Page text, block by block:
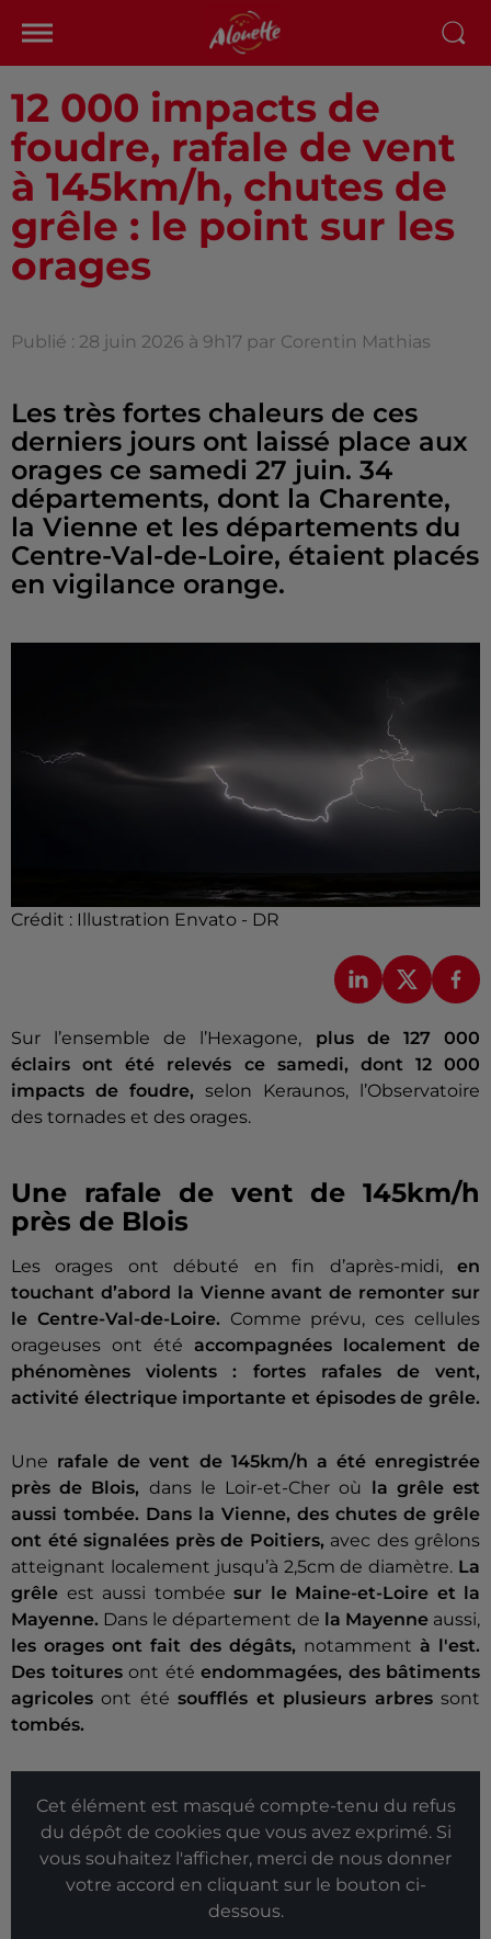
12 000 impacts de
foudre, rafale de vent
à 145km/h, chutes de
grêle : le point sur les
orages
Publié : 28 juin 2026 à 9h17 par Corentin Mathias
Les très fortes chaleurs de ces
derniers jours ont laissé place aux
orages ce samedi 27 juin. 34
départements, dont la Charente,
la Vienne et les départements du
Centre-Val-de-Loire, étaient placés
en vigilance orange.
Crédit : Illustration Envato - DR
Sur l’ensemble de l’Hexagone, plus de 127 000
éclairs ont été relevés ce samedi, dont 12 000
impacts de foudre, selon Keraunos, l’Observatoire
des tornades et des orages.
Une rafale de vent de 145km/h
près de Blois
Les orages ont débuté en fin d’après-midi, en
touchant d’abord la Vienne avant de remonter sur
le Centre-Val-de-Loire. Comme prévu, ces cellules
orageuses ont été accompagnées localement de
phénomènes violents : fortes rafales de vent,
activité électrique importante et épisodes de grêle.
Une rafale de vent de 145km/h a été enregistrée
près de Blois, dans le Loir-et-Cher où
la grêle est
aussi tombée. Dans la Vienne, des chutes de grêle
ont été signalées près de Poitiers, avec des grêlons
atteignant localement jusqu’à 2,5cm de diamètre. La
grêle est aussi tombée sur le Maine-et-Loire et la
Mayenne. Dans le département de la Mayenne aussi,
les orages ont fait des dégâts, notamment à l'est.
Des toituresont été endommagées, des bâtiments
agricolesont été soufflés et plusieurs arbressont
tombés.
Cet élément est masqué compte-tenu du refus
du dépôt de cookies que vous avez exprimé. Si
vous souhaitez l'afficher, merci de nous donner
votre accord en cliquant sur le bouton ci-
dessous.